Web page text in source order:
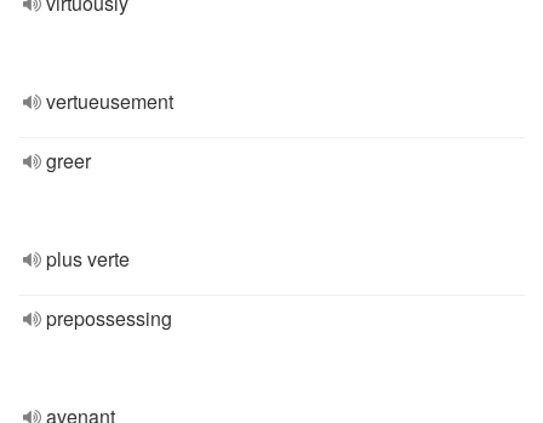
vertueusement
greer
plus verte
prepossessing
avenant